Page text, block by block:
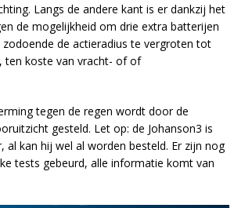
Langs de andere kant is er dankzij het
de mogelijkheid om drie extra batterijen
de actieradius te vergroten tot
ten koste van vracht- of of
tegen de regen wordt door de
gesteld. Let op: de Johanson3 is
al kan hij wel al worden besteld. Er zijn nog
tests gebeurd, alle informatie komt van